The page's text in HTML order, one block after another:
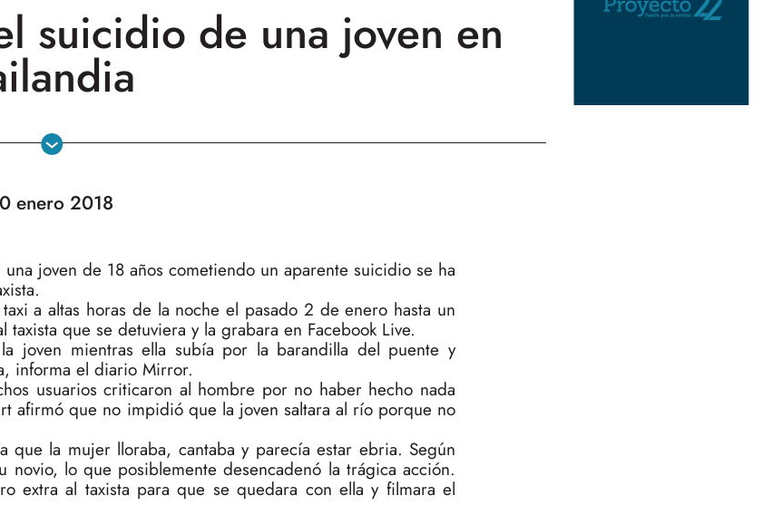
suicidio de una joven en
enero 2018
joven de 18 años cometiendo un aparente suicidio se ha
a altas horas de la noche el pasado 2 de enero hasta un
que se detuviera y la grabara en Facebook Live.
joven mientras ella subía por la barandilla del puente y
informa el diario Mirror.
usuarios criticaron al hombre por no haber hecho nada
afirmó que no impidió que la joven saltara al río porque no
la mujer lloraba, cantaba y parecía estar ebria. Según
lo que posiblemente desencadenó la trágica acción.
extra al taxista para que se quedara con ella y filmara el